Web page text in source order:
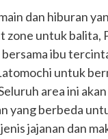
dan hiburan
zone untuk
ibu
untuk
area ini
yang berbeda
jajanan dan